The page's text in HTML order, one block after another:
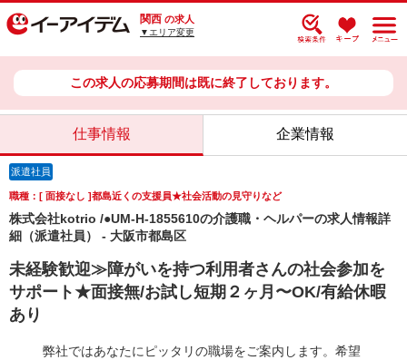
関西 の求人
▼エリア変更
この求人の応募期間は既に終了しております。
仕事情報 企業情報
派遣社員
職種：[ 面接なし ]都島近くの支援員★社会活動の見守りなど
株式会社kotrio /●UM-H-1855610の介護職・ヘルパーの求人情報詳
細（派遣社員） - 大阪市都島区
未経験歓迎≫障がいを持つ利用者さんの社会参加を
サポート★面接無/お試し短期２ヶ月〜OK/有給休暇
あり
弊社ではあなたにピッタリの職場をご案内します。希望